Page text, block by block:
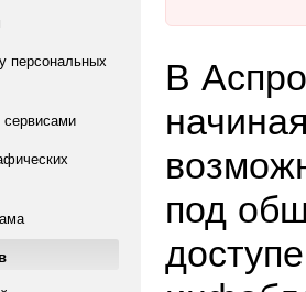
персональных
сервисами
В
под